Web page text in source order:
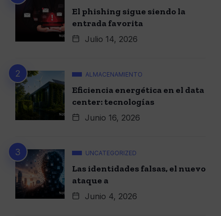
El phishing sigue siendo la
entrada favorita
Julio 14, 2026
ALMACENAMIENTO
Eficiencia energética en el data
center: tecnologías
Junio 16, 2026
UNCATEGORIZED
Las identidades falsas, el nuevo
ataque a
Junio 4, 2026